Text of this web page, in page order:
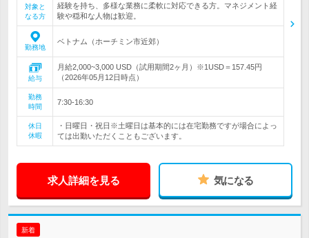
対象と
なる方
経験を持ち、多様な業務に柔軟に対応できる方。マネジメント経
験や穏和な人物は歓迎。
勤務地
ベトナム（ホーチミン市近郊）
給与
月給2,000~3,000 USD（試用期間2ヶ月）※1USD＝157.45円
（2026年05月12日時点）
勤務
時間
7:30-16:30
休日
休暇
・日曜日・祝日※土曜日は基本的には在宅勤務ですが場合によっ
ては出勤いただくこともございます。
求人詳細を見る 気になる
新着